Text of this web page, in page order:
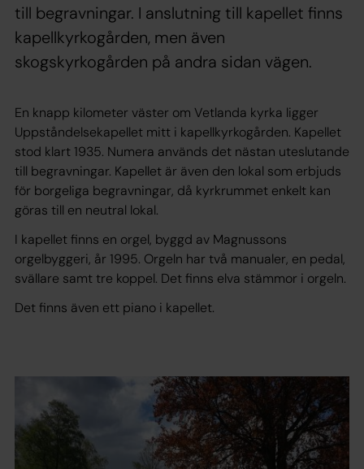
till begravningar. I anslutning till kapellet finns
kapellkyrkogården, men även
skogskyrkogården på andra sidan vägen.
En knapp kilometer väster om Vetlanda kyrka ligger
Uppståndelsekapellet mitt i kapellkyrkogården. Kapellet
stod klart 1935. Numera används det nästan uteslutande
till begravningar. Kapellet är även den lokal som erbjuds
för borgeliga begravningar, då kyrkrummet enkelt kan
göras till en neutral lokal.
I kapellet finns en orgel, byggd av Magnussons
orgelbyggeri, år 1995. Orgeln har två manualer, en pedal,
svällare samt tre koppel. Det finns elva stämmor i orgeln.
Det finns även ett piano i kapellet.